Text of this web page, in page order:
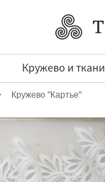
Кружево и ткани
Кружево "Картье"